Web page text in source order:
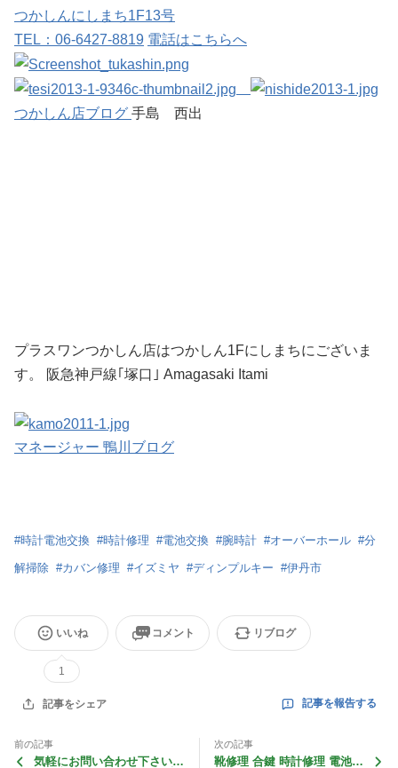
つかしんにしまち1F13号
TEL：06-6427-8819 電話はこちらへ
つかしん店ブログ 手島 西出
プラスワンつかしん店はつかしん1Fにしまちにございま
す。 阪急神戸線｢塚口｣ Amagasaki Itami
マネージャー 鴨川ブログ
#時計電池交換 #時計修理 #電池交換 #腕時計 #オーバーホール #分
解掃除 #カバン修理 #イズミヤ #ディンプルキー #伊丹市
いいね
1
コメント リブログ
記事をシェア 記事を報告する
前の記事
気軽にお問い合わせ下さい！
次の記事
靴修理 合鍵 時計修理 電池交